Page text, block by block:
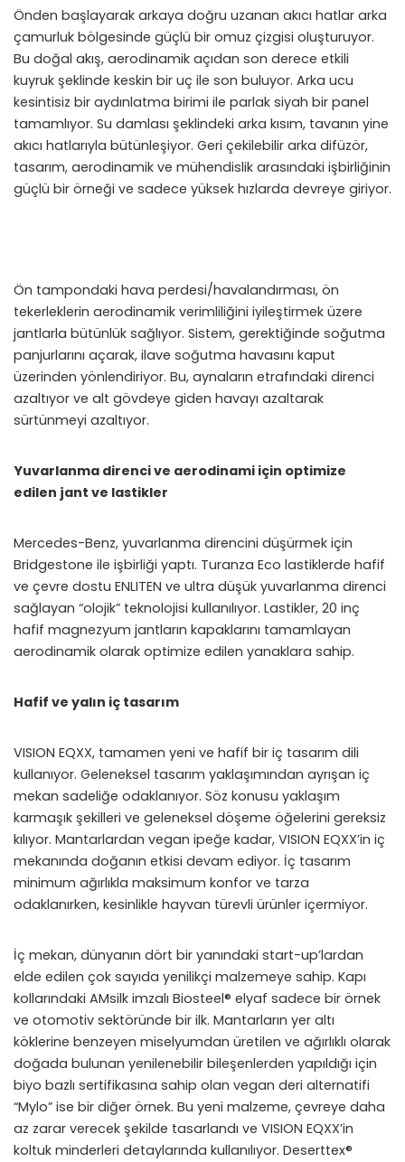
Önden başlayarak arkaya doğru uzanan akıcı hatlar arka
çamurluk bölgesinde güçlü bir omuz çizgisi oluşturuyor.
Bu doğal akış, aerodinamik açıdan son derece etkili
kuyruk şeklinde keskin bir uç ile son buluyor. Arka ucu
kesintisiz bir aydınlatma birimi ile parlak siyah bir panel
tamamlıyor. Su damlası şeklindeki arka kısım, tavanın yine
akıcı hatlarıyla bütünleşiyor. Geri çekilebilir arka difüzör,
tasarım, aerodinamik ve mühendislik arasındaki işbirliğinin
güçlü bir örneği ve sadece yüksek hızlarda devreye giriyor.
Ön tampondaki hava perdesi/havalandırması, ön
tekerleklerin aerodinamik verimliliğini iyileştirmek üzere
jantlarla bütünlük sağlıyor. Sistem, gerektiğinde soğutma
panjurlarını açarak, ilave soğutma havasını kaput
üzerinden yönlendiriyor. Bu, aynaların etrafındaki direnci
azaltıyor ve alt gövdeye giden havayı azaltarak
sürtünmeyi azaltıyor.
Yuvarlanma direnci ve aerodinami için optimize
edilen jant ve lastikler
Mercedes-Benz, yuvarlanma direncini düşürmek için
Bridgestone ile işbirliği yaptı. Turanza Eco lastiklerde hafif
ve çevre dostu ENLITEN ve ultra düşük yuvarlanma direnci
sağlayan “olojik” teknolojisi kullanılıyor. Lastikler, 20 inç
hafif magnezyum jantların kapaklarını tamamlayan
aerodinamik olarak optimize edilen yanaklara sahip.
Hafif ve yalın iç tasarım
VISION EQXX, tamamen yeni ve hafif bir iç tasarım dili
kullanıyor. Geleneksel tasarım yaklaşımından ayrışan iç
mekan sadeliğe odaklanıyor. Söz konusu yaklaşım
karmaşık şekilleri ve geleneksel döşeme öğelerini gereksiz
kılıyor. Mantarlardan vegan ipeğe kadar, VISION EQXX’in iç
mekanında doğanın etkisi devam ediyor. İç tasarım
minimum ağırlıkla maksimum konfor ve tarza
odaklanırken, kesinlikle hayvan türevli ürünler içermiyor.
İç mekan, dünyanın dört bir yanındaki start-up’lardan
elde edilen çok sayıda yenilikçi malzemeye sahip. Kapı
kollarındaki AMsilk imzalı Biosteel® elyaf sadece bir örnek
ve otomotiv sektöründe bir ilk. Mantarların yer altı
köklerine benzeyen miselyumdan üretilen ve ağırlıklı olarak
doğada bulunan yenilenebilir bileşenlerden yapıldığı için
biyo bazlı sertifikasına sahip olan vegan deri alternatifi
“Mylo” ise bir diğer örnek. Bu yeni malzeme, çevreye daha
az zarar verecek şekilde tasarlandı ve VISION EQXX’in
koltuk minderleri detaylarında kullanılıyor. Deserttex®